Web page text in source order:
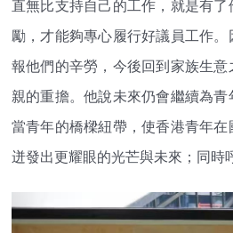
直無比支持自己的工作，就是有
勵，才能夠專心履行好議員工作。
報他們的辛勞，今後回到家族生
親的重擔。他說未來仍會繼續為
當青年的橋樑紐帶，使香港青年在
迸發出更耀眼的光芒與未來；同時